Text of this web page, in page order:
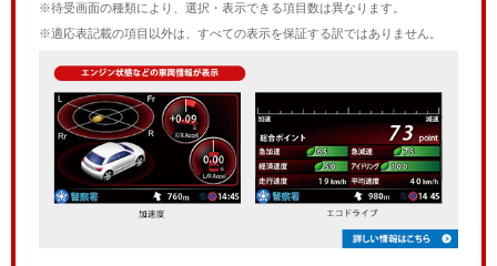
※待受画面の種類により、選択・表示できる項目数は異なります。
※適応表記載の項目以外は、すべての表示を保証する訳ではありません。